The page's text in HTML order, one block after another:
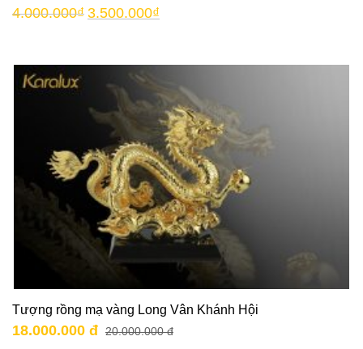
4.000.000₫ 3.500.000₫
Tượng rồng mạ vàng Long Vân Khánh Hội
18.000.000 đ 20.000.000 đ